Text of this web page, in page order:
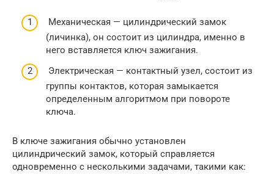
Механическая — цилиндрический замок
(личинка), он состоит из цилиндра, именно в
него вставляется ключ зажигания.
Электрическая — контактный узел, состоит из
группы контактов, которая замыкается
определенным алгоритмом при повороте
ключа.
В ключе зажигания обычно установлен
цилиндрический замок, который справляется
одновременно с несколькими задачами, такими как: